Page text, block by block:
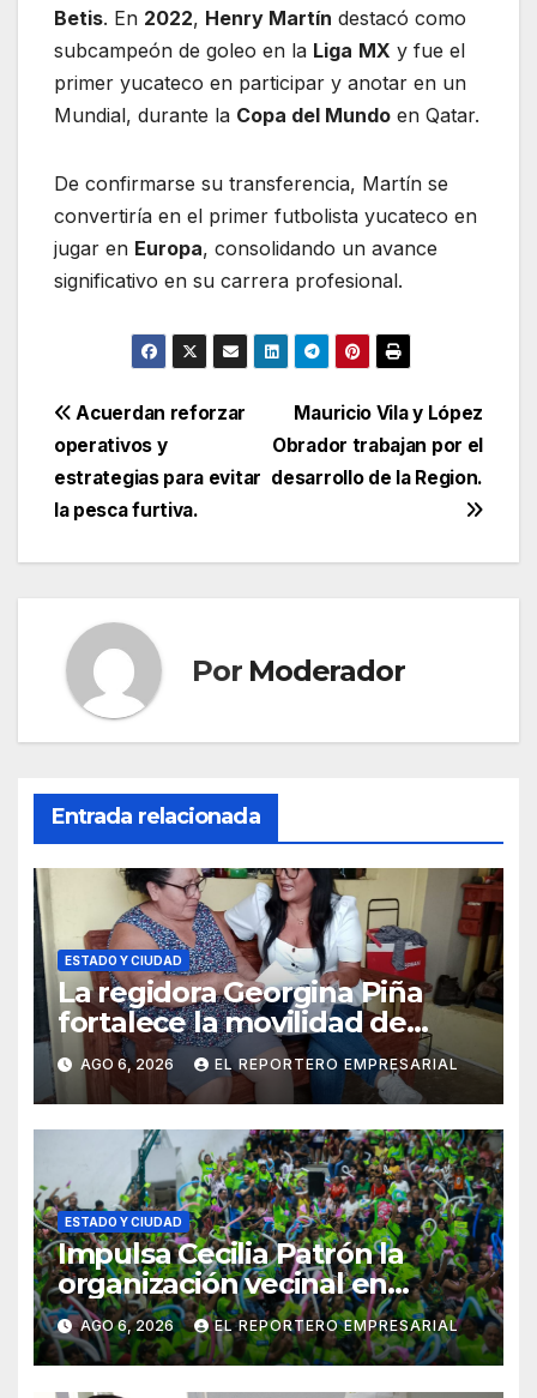
Betis. En 2022, Henry Martín destacó como
subcampeón de goleo en la Liga MX y fue el
primer yucateco en participar y anotar en un
Mundial, durante la Copa del Mundo en Qatar.
De confirmarse su transferencia, Martín se
convertiría en el primer futbolista yucateco en
jugar en Europa, consolidando un avance
significativo en su carrera profesional.
Navegación
de
entradas
Mauricio Vila y López
Obrador trabajan por el
desarrollo de la Region.
Acuerdan reforzar
operativos y
estrategias para evitar
la pesca furtiva.
Por Moderador
Entrada relacionada
ESTADO Y CIUDAD
La regidora Georgina Piña
fortalece la movilidad de
adultos mayores con la
entrega de aparatos
ortopédicos
AGO 6, 2026 EL REPORTERO EMPRESARIAL
ESTADO Y CIUDAD
Impulsa Cecilia Patrón la
organización vecinal en
Mérida y suma a comités de
vigilancia en la prevención
social del delito
AGO 6, 2026 EL REPORTERO EMPRESARIAL